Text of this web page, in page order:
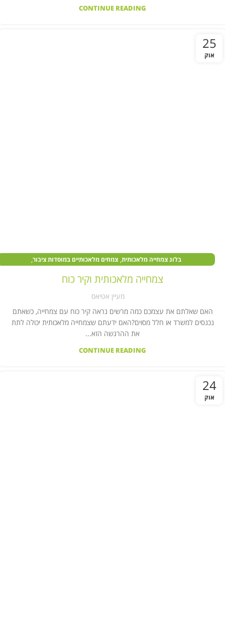
CONTINUE READING
25
אוק
בלוג צמחייה מלאכותית, צמחים מלאכותיים במוסדות ציבור,
צמחייה מלאכותית וקיר כוח
מעיין אטיאס
האם שאלתם את עצמכם כמה מרשים נראה קיר כוח עם צמחייה, כשאתם
נכנסים למשרד או חלל מסוים?האם ידעתם שצמחייה מלאכותית יכולה לתת
את ההרגשה הזא...
CONTINUE READING
24
אוק